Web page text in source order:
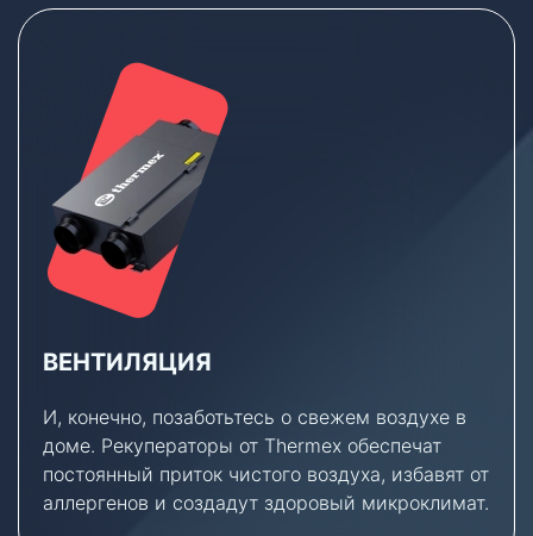
ВЕНТИЛЯЦИЯ
И, конечно, позаботьтесь о свежем воздухе в
доме. Рекуператоры от Thermex обеспечат
постоянный приток чистого воздуха, избавят от
аллергенов и создадут здоровый микроклимат.